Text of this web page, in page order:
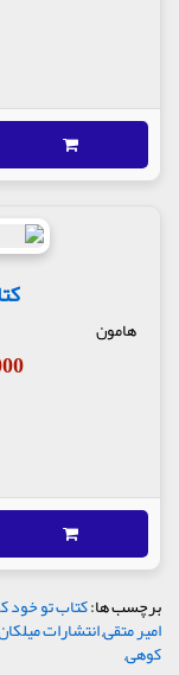
هامون
برچسب ها:کتاب تو خود
امیر متقی,انتشارات
کوهی,